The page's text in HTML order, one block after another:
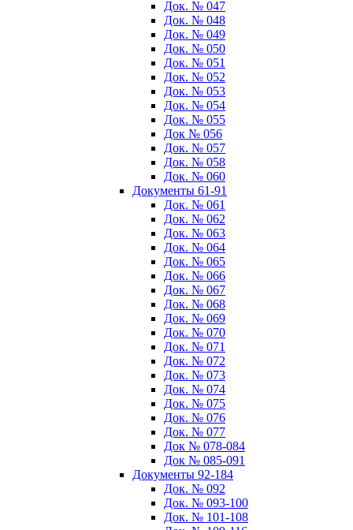
Док. № 047
Док. № 048
Док. № 049
Док. № 050
Док. № 051
Док. № 052
Док. № 053
Док. № 054
Док. № 055
Док № 056
Док. № 057
Док. № 058
Док. № 060
Документы 61-91
Док. № 061
Док. № 062
Док. № 063
Док. № 064
Док. № 065
Док. № 066
Док. № 067
Док. № 068
Док. № 069
Док. № 070
Док. № 071
Док. № 072
Док. № 073
Док. № 074
Док. № 075
Док. № 076
Док. № 077
Док № 078-084
Док № 085-091
Документы 92-184
Док. № 092
Док. № 093-100
Док. № 101-108